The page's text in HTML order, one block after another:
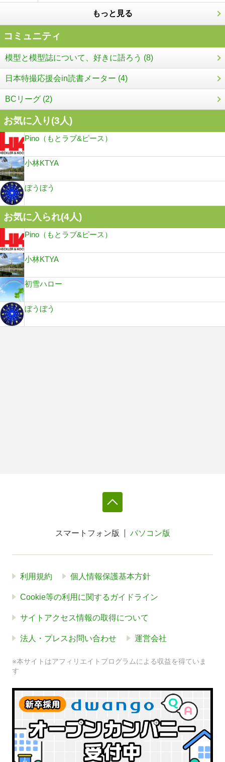
もっと見る
コミュニティ
模型と模型誌について、好きに語ろう (8)
日本特撮応援会in読書メーター (4)
BCリーグ (2)
お気に入り(3人)
Pino（もとラブ&ピース）
小林KTYA
ぼうぼう
お気に入られ(4人)
Pino（もとラブ&ピース）
小林KTYA
初雪ハロー
ぼうぼう
スマートフォン版 パソコン版
利用規約 個人情報保護基本方針
Cookie等の利用に関するガイドライン
サイトアクセス情報の取得について
法人・プレスお問い合わせ 運営会社
※本サイトはアフィリエイトプログラムによる収益を得ていま
す